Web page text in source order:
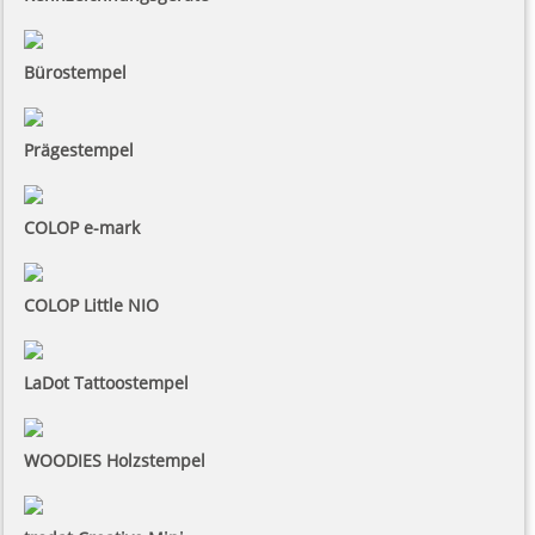
Bürostempel
Prägestempel
COLOP e-mark
COLOP Little NIO
LaDot Tattoostempel
WOODIES Holzstempel